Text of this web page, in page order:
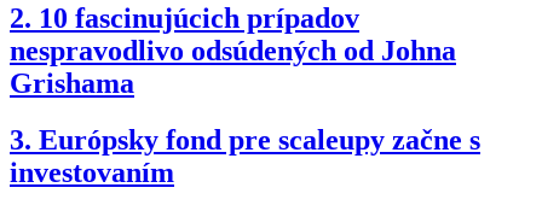
2. 10 fascinujúcich prípadov
nespravodlivo odsúdených od Johna
Grishama
3. Európsky fond pre scaleupy začne s
investovaním